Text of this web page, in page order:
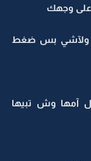
على وجهك
ولآشي بس ضغط
آمها وش تبيها